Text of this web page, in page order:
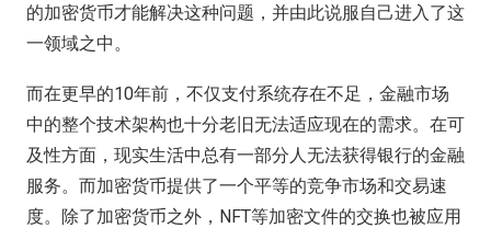
的加密货币才能解决这种问题，并由此说服自己进入了这
一领域之中。
而在更早的10年前，不仅支付系统存在不足，金融市场
中的整个技术架构也十分老旧无法适应现在的需求。在可
及性方面，现实生活中总有一部分人无法获得银行的金融
服务。而加密货币提供了一个平等的竞争市场和交易速
度。除了加密货币之外，NFT等加密文件的交换也被应用